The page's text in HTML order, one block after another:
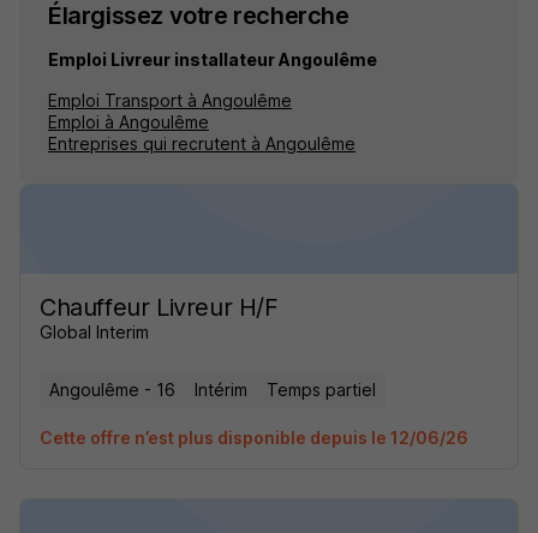
Élargissez votre recherche
Emploi Livreur installateur Angoulême
Emploi Transport à Angoulême
Emploi à Angoulême
Entreprises qui recrutent à Angoulême
Chauffeur Livreur H/F
Global Interim
Angoulême - 16 Intérim Temps partiel
Cette offre n’est plus disponible depuis le 12/06/26